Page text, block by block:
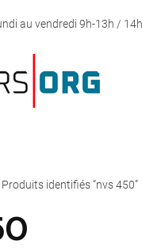
au vendredi 9h-13h /
identifiés “nvs 450”